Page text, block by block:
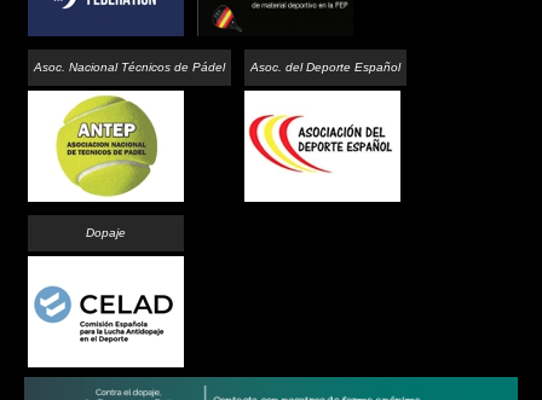
Asoc. Nacional Técnicos de Pádel Asoc. del Deporte Español
Dopaje